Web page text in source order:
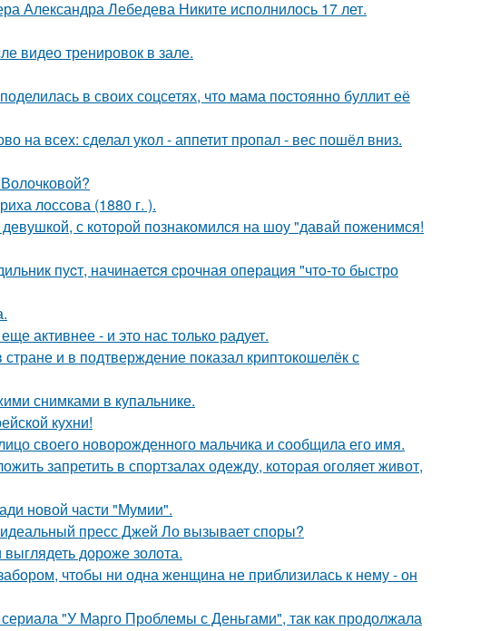
Александра Лебедева Никите исполнилось 17 лет.
видео тренировок в зале.
в своих соцсетях, что мама постоянно буллит её
на всех: сделал укол - аппетит пропал - вес пошёл вниз.
лоссова (1880 г. ).
с которой познакомился на шоу "давай поженимся!
пуcт, начинаетcя cрочная опeрaция "чтo-то быстро
активнее - и это нас только радует.
и в подтверждение показал криптокошелёк с
снимками в купальнике.
кухни!
своего новорожденного мальчика и сообщила его имя.
запретить в спортзалах одежду, которая оголяет живот,
новой части "Мумии".
пресс Джей Ло вызывает споры?
дороже золота.
чтобы ни одна женщина не приблизилась к нему - он
"У Марго Проблемы с Деньгами", так как продолжала